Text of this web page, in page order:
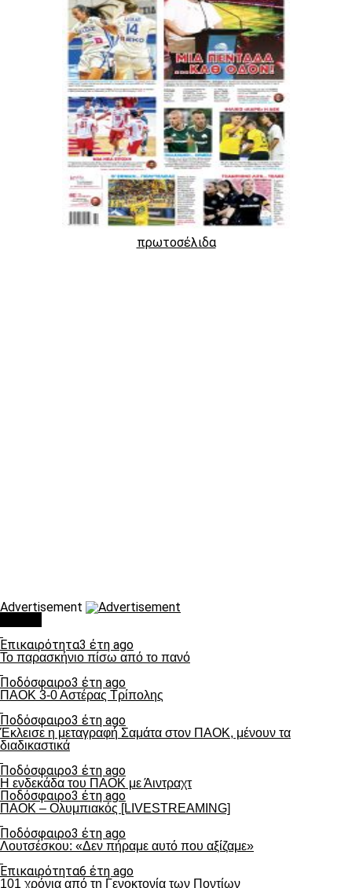
πρωτοσέλιδα
Advertisement
Επικαιρότητα3 έτη ago
Το παρασκήνιο πίσω από το πανό
Ποδόσφαιρο3 έτη ago
ΠΑΟΚ 3-0 Αστέρας Τρίπολης
Ποδόσφαιρο3 έτη ago
Έκλεισε η μεταγραφή Σαμάτα στον ΠΑΟΚ, μένουν τα
διαδικαστικά
Ποδόσφαιρο3 έτη ago
Η ενδεκάδα του ΠΑΟΚ με Άιντραχτ
Ποδόσφαιρο3 έτη ago
ΠΑΟΚ – Ολυμπιακός [LIVESTREAMING]
Ποδόσφαιρο3 έτη ago
Λουτσέσκου: «Δεν πήραμε αυτό που αξίζαμε»
Επικαιρότητα6 έτη ago
101 χρόνια από τη Γενοκτονία των Ποντίων